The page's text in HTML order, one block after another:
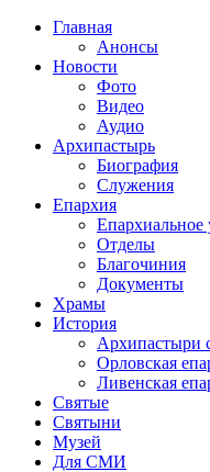
Главная
Анонсы
Новости
Фото
Видео
Аудио
Архипастырь
Биография
Служения
Епархия
Епархиальное
Отделы
Благочиния
Документы
Храмы
История
Архипастыри
Орловская
Ливенская
Святые
Святыни
Музей
Для СМИ